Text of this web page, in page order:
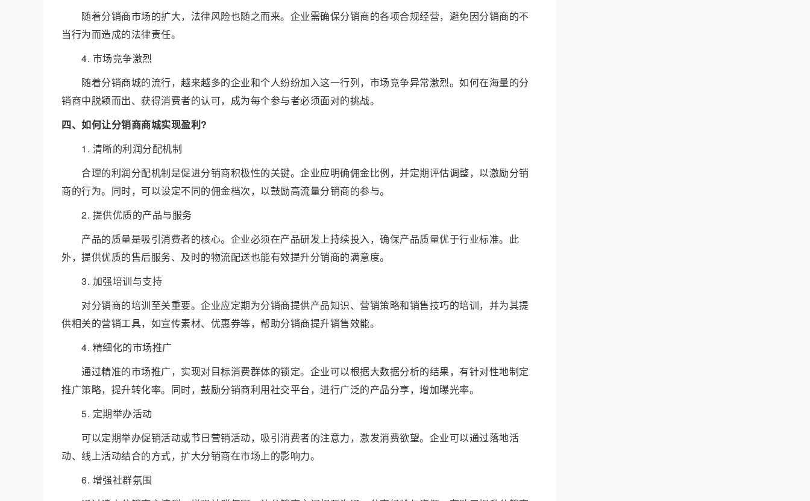
随着分销商市场的扩大，法律风险也随之而来。企业需确保分销商的各项合规经营，避免因分销商的不
当行为而造成的法律责任。
4. 市场竞争激烈
随着分销商城的流行，越来越多的企业和个人纷纷加入这一行列，市场竞争异常激烈。如何在海量的分
销商中脱颖而出、获得消费者的认可，成为每个参与者必须面对的挑战。
四、如何让分销商商城实现盈利?
1. 清晰的利润分配机制
合理的利润分配机制是促进分销商积极性的关键。企业应明确佣金比例，并定期评估调整，以激励分销
商的行为。同时，可以设定不同的佣金档次，以鼓励高流量分销商的参与。
2. 提供优质的产品与服务
产品的质量是吸引消费者的核心。企业必须在产品研发上持续投入，确保产品质量优于行业标准。此
外，提供优质的售后服务、及时的物流配送也能有效提升分销商的满意度。
3. 加强培训与支持
对分销商的培训至关重要。企业应定期为分销商提供产品知识、营销策略和销售技巧的培训，并为其提
供相关的营销工具，如宣传素材、 优惠券等，帮助分销商提升销售效能。
4. 精细化的市场推广
通过精准的市场推广，实现对目标消费群体的锁定。企业可以根据大数据分析的结果，有针对性地制定
推广策略，提升转化率。同时，鼓励分销商利用社交平台，进行广泛的产品分享，增加曝光率。
5. 定期举办活动
可以定期举办促销活动或节日营销活动，吸引消费者的注意力，激发消费欲望。企业可以通过落地活
动、线上活动结合的方式，扩大分销商在市场上的影响力。
6. 增强社群氛围